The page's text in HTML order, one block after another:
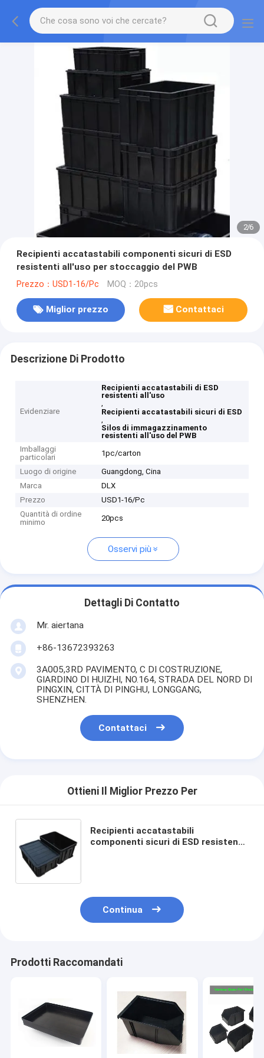
2/6
Recipienti accatastabili componenti sicuri di ESD
resistenti all'uso per stoccaggio del PWB
Prezzo：USD1-16/Pc MOQ：20pcs
Miglior prezzo Contattaci
Descrizione Di Prodotto
Evidenziare
Recipienti accatastabili di ESD
resistenti all'uso
,
Recipienti accatastabili sicuri di ESD
,
Silos di immagazzinamento
resistenti all'uso del PWB
Imballaggi
particolari
1pc/carton
Luogo di origine
Guangdong, Cina
Marca
DLX
Prezzo
USD1-16/Pc
Quantità di ordine
minimo
20pcs
Osservi più
Dettagli Di Contatto
Mr. aiertana
+86-13672393263
3A005,3RD PAVIMENTO, C DI COSTRUZIONE,
GIARDINO DI HUIZHI, NO.164, STRADA DEL NORD DI
PINGXIN, CITTÀ DI PINGHU, LONGGANG,
SHENZHEN.
Contattaci
Ottieni Il Miglior Prezzo Per
Recipienti accatastabili
componenti sicuri di ESD resistenti
Continua
Prodotti Raccomandati